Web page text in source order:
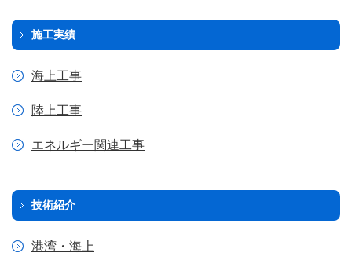
施工実績
海上工事
陸上工事
エネルギー関連工事
技術紹介
港湾・海上